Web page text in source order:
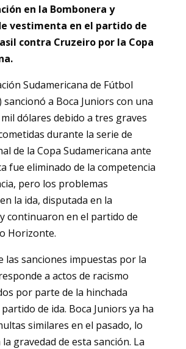
en la Bombonera y
vestimenta en el partido de
contra Cruzeiro por la Copa
Sudamericana de Fútbol
sancionó a Boca Juniors con una
dólares debido a tres graves
durante la serie de
de la Copa Sudamericana ante
fue eliminado de la competencia
pero los problemas
la ida, disputada en la
continuaron en el partido de
Horizonte.
las sanciones impuestas por la
a actos de racismo
por parte de la hinchada
de ida. Boca Juniors ya ha
similares en el pasado, lo
gravedad de esta sanción. La